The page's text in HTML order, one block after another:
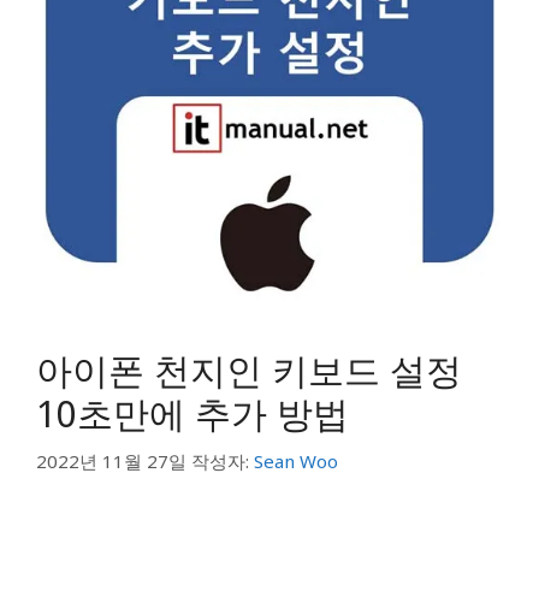
아이폰 천지인 키보드 설정
10초만에 추가 방법
2022년 11월 27일 작성자: Sean Woo